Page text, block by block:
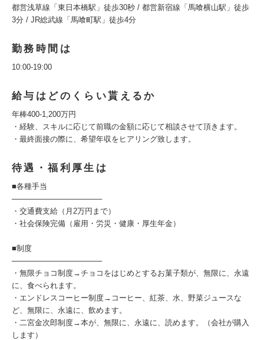
都営浅草線「東日本橋駅」徒歩30秒 / 都営新宿線「馬喰横山駅」徒歩
3分 / JR総武線「馬喰町駅」徒歩4分
勤務時間は
10:00-19:00
給与はどのくらい貰えるか
年棒400-1,200万円
・経験、スキルに応じて前職の金額に応じて相談させて頂きます。
・最終面接の際に、希望年収をヒアリング致します。
待遇・福利厚生は
■各種手当
─────────────────
・交通費支給（月2万円まで）
・社会保険完備（雇用・労災・健康・厚生年金）
■制度
─────────────────
・無限チョコ制度→チョコをはじめとするお菓子類が、無限に、永遠
に、食べられます。
・エンドレスコーヒー制度→コーヒー、紅茶、水、野菜ジュースな
ど、無限に、永遠に、飲めます。
・二宮金次郎制度→本が、無限に、永遠に、読めます。（会社が購入
します）